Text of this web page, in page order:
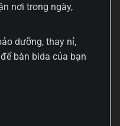
nơi trong ngày,
dưỡng, thay nỉ,
bàn bida của bạn